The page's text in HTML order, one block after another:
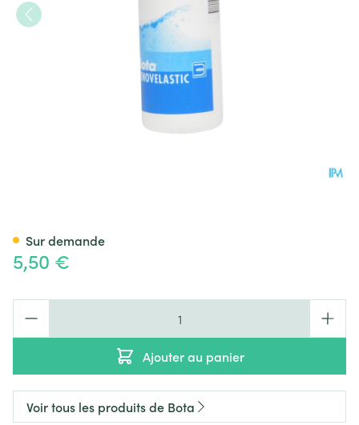
5,50 €
Ajouter au panier
Sur demande
Voir tous les produits de Bota